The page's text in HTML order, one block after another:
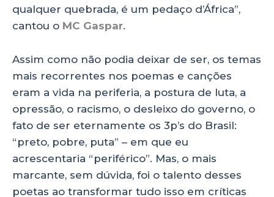
qualquer quebrada, é um pedaço d’África”,
cantou o MC Gaspar.
Assim como não podia deixar de ser, os temas
mais recorrentes nos poemas e canções
eram a vida na periferia, a postura de luta, a
opressão, o racismo, o desleixo do governo, o
fato de ser eternamente os 3p’s do Brasil:
“preto, pobre, puta” – em que eu
acrescentaria “periférico”. Mas, o mais
marcante, sem dúvida, foi o talento desses
poetas ao transformar tudo isso em críticas